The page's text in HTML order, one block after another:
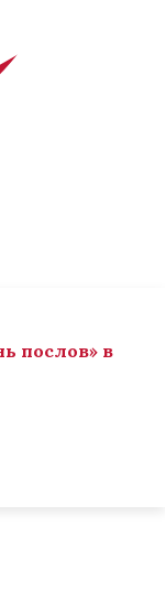
послов» в